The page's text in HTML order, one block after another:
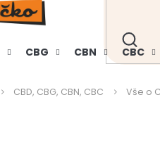
HLEDAT
CBG CBN CBC
CBD, CBG, CBN, CBC Vše o